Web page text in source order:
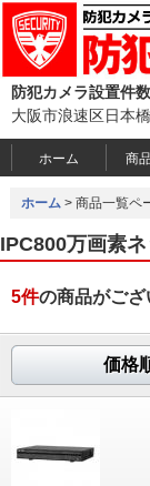
防犯カメラ設置件
大阪市浪速区日本
ホーム 商
ホーム> 商品一覧ペ
IPC800万画素
5件の商品がござ
価格